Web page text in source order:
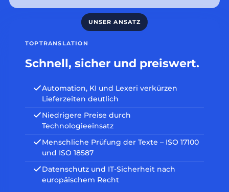
TOPTRANSLATION
Schnell, sicher und preiswert.
Automation, KI und Lexeri verkürzen
Lieferzeiten deutlich
Niedrigere Preise durch
Technologieeinsatz
Menschliche Prüfung der Texte – ISO 17100
und ISO 18587
Datenschutz und IT-Sicherheit nach
europäischem Recht